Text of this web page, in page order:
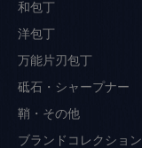
和包丁
洋包丁
万能片刃包丁
砥石・シャープナー
鞘・その他
ブランドコレクション